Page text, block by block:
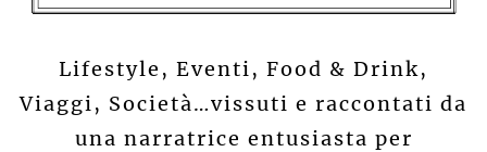
Lifestyle, Eventi, Food & Drink,
Viaggi, Società…vissuti e raccontati da
una narratrice entusiasta per